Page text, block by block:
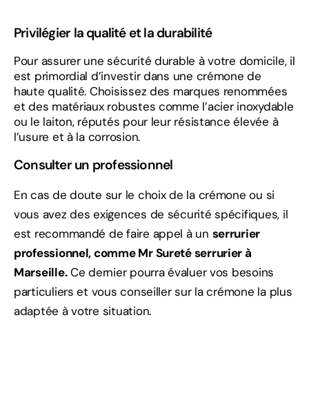
Privilégier la qualité et la durabilité
Pour assurer une sécurité durable à votre domicile, il
est primordial d’investir dans une crémone de
haute qualité. Choisissez des marques renommées
et des matériaux robustes comme l’acier inoxydable
ou le laiton, réputés pour leur résistance élevée à
l’usure et à la corrosion.
Consulter un professionnel
En cas de doute sur le choix de la crémone ou si
vous avez des exigences de sécurité spécifiques, il
est recommandé de faire appel à un serrurier
professionnel, comme Mr Sureté serrurier à
Marseille.Ce dernier pourra évaluer vos besoins
particuliers et vous conseiller sur la crémone la plus
adaptée à votre situation.